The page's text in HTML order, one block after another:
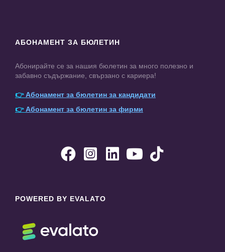
АБОНАМЕНТ ЗА БЮЛЕТИН
Абонирайте се за нашия бюлетин за много полезно и
забавно съдържание, свързано с кариера!
👉Абонамент за бюлетин за кандидати
👉Абонамент за бюлетин за фирми
    
POWERED BY EVALATO